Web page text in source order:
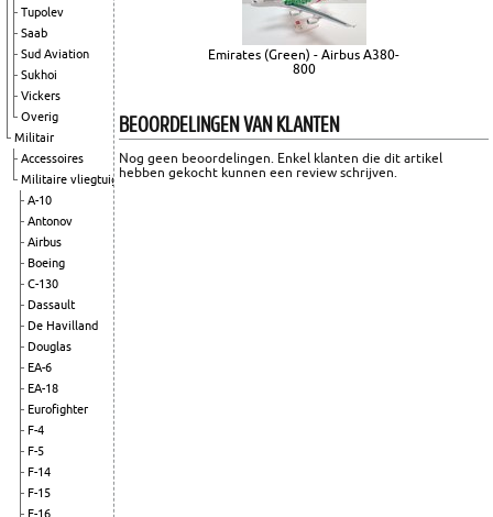
Tupolev
Saab
Sud Aviation
Sukhoi
Vickers
Overig
Militair
Accessoires
Militaire vliegtuigen
A-10
Antonov
Airbus
Boeing
C-130
Dassault
De Havilland
Douglas
EA-6
EA-18
Eurofighter
F-4
F-5
F-14
F-15
F-16
Emirates (Green) - Airbus A380-
800
BEOORDELINGEN VAN KLANTEN
Nog geen beoordelingen. Enkel klanten die dit artikel
hebben gekocht kunnen een review schrijven.